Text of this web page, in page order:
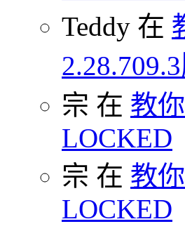
Teddy 在
宗 在 教
LOCKED
宗 在 教
LOCKED